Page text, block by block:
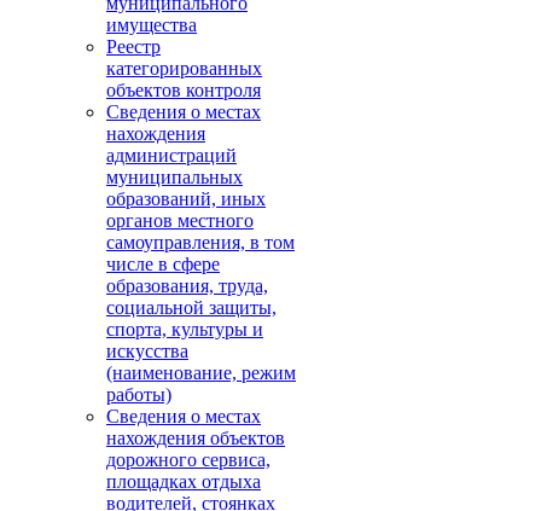
имущества
Реестр
категорированных
объектов контроля
Сведения о местах
нахождения
администраций
муниципальных
образований, иных
органов местного
самоуправления, в том
числе в сфере
образования, труда,
социальной защиты,
спорта, культуры и
искусства
(наименование, режим
работы)
Сведения о местах
нахождения объектов
дорожного сервиса,
площадках отдыха
водителей, стоянках